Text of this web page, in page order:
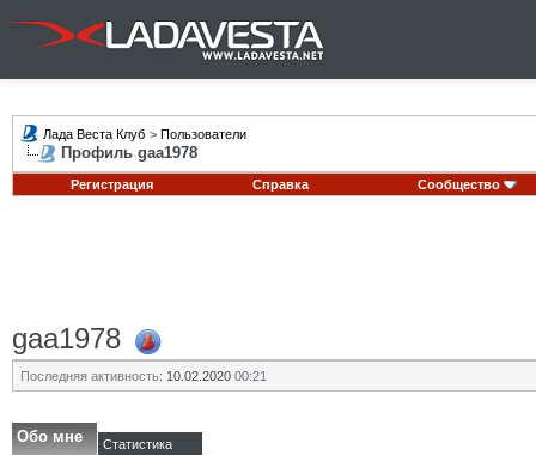
Лада Веста Клуб > Пользователи
Профиль gaa1978
Регистрация Справка Сообщество
gaa1978
Последняя активность: 10.02.2020 00:21
Обо мне Статистика